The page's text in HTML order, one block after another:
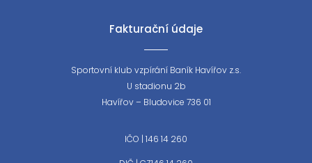
Fakturační údaje
Sportovní klub vzpírání Baník Havířov z.s.
U stadionu 2b
Havířov – Bludovice 736 01
IČO | 146 14 260